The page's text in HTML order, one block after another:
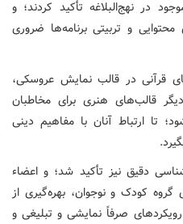
در نهج‌البلاغه تأکید کردند؛ و
محتوایی و تربیتی برنامه‌ها ضروری
قرآنی در قالب نمایش عروسکی،
قالب‌های هنری برای مخاطبان
تا ارتباط آنان با مفاهیم دینی
دقیق نیز تأکید شد؛ و اعضاء
گروه کودک و نوجوان، بهره‌گیری از
صرفاً نمایشی و تبلیغی و